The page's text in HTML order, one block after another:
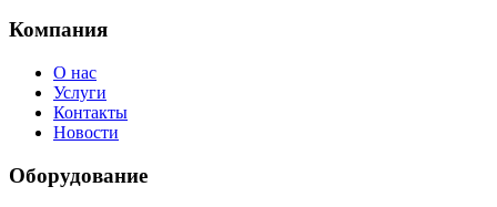
Компания
О нас
Услуги
Контакты
Новости
Оборудование